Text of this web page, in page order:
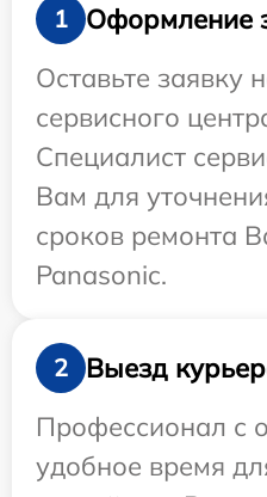
1
Оформление
Оставьте заявку
сервисного
Специалист
Вам для
сроков ремонта
Panasonic.
2
Выезд
Профессионал с
удобное время